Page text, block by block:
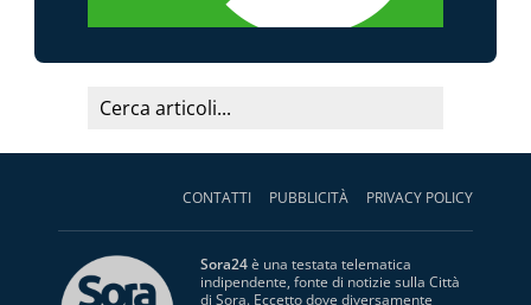
CONTATTI PUBBLICITÀ PRIVACY POLICY
Sora24è una testata telematica
indipendente, fonte di notizie sulla Città
di Sora. Eccetto dove diversamente